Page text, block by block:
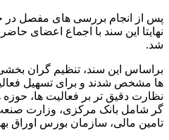
پس از انجام بررسی های مفصل در
نهایتا این سند با اجماع اعضای
شد.
براساس این سند، تنظیم گران
ها مشخص شدند و برای تسهیل
نظارت دقیق تر بر فعالیت ها، حوزه
گر شامل بانک مرکزی، وزارت
تامین مالی، سازمان بورس اوراق